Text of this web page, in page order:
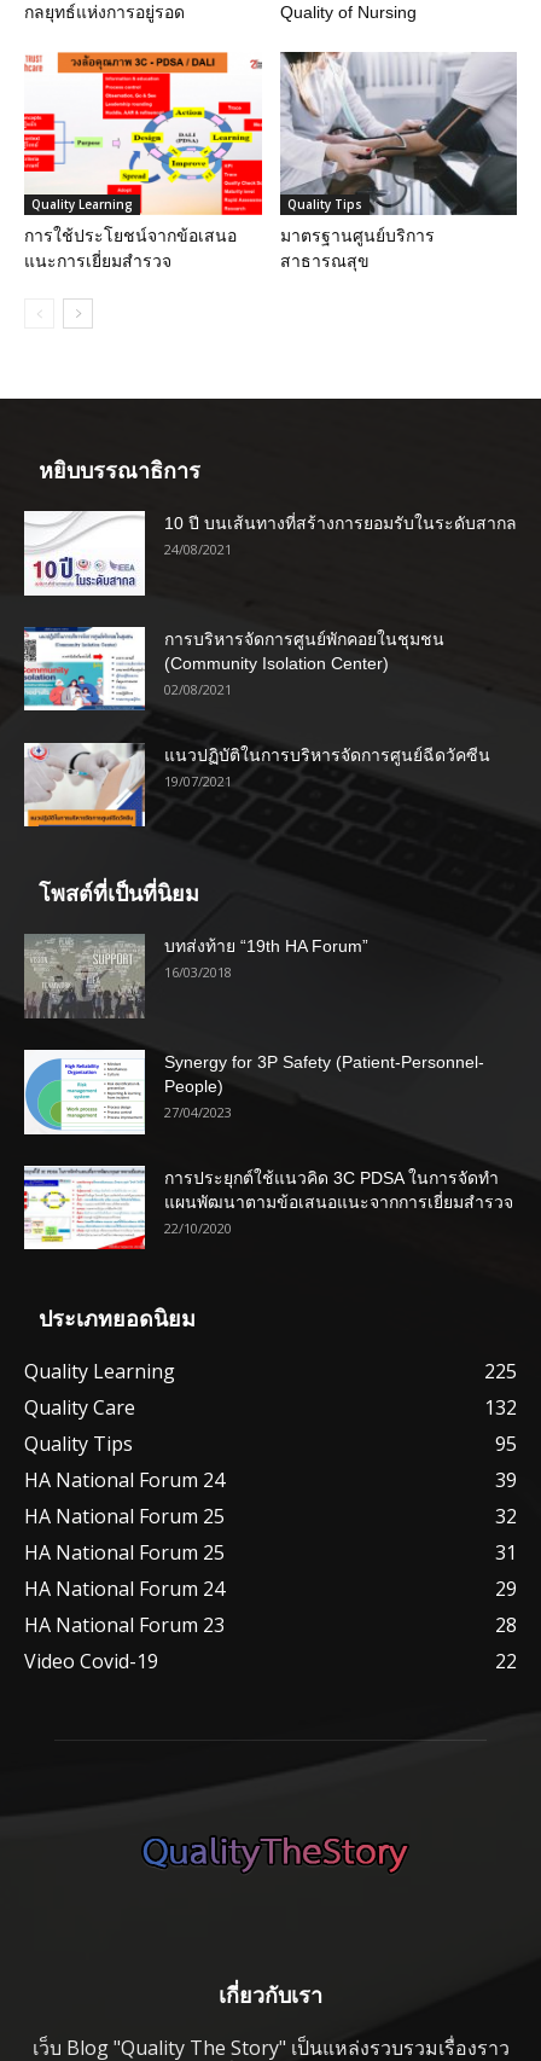
กลยุทธ์แห่งการอยู่รอด
Quality of Nursing
Quality Learning
การใช้ประโยชน์จากข้อเสนอ
แนะการเยี่ยมสำรวจ
Quality Tips
มาตรฐานศูนย์บริการ
สาธารณสุข
หยิบบรรณาธิการ
10 ปี บนเส้นทางที่สร้างการยอมรับในระดับสากล
24/08/2021
การบริหารจัดการศูนย์พักคอยในชุมชน
(Community Isolation Center)
02/08/2021
แนวปฏิบัติในการบริหารจัดการศูนย์ฉีดวัคซีน
19/07/2021
โพสต์ที่เป็นที่นิยม
บทส่งท้าย “19th HA Forum”
16/03/2018
Synergy for 3P Safety (Patient-Personnel-
People)
27/04/2023
การประยุกต์ใช้แนวคิด 3C PDSA ในการจัดทำ
แผนพัฒนาตามข้อเสนอแนะจากการเยี่ยมสำรวจ
22/10/2020
ประเภทยอดนิยม
Quality Learning
225
Quality Care
132
Quality Tips
95
HA National Forum 24
39
HA National Forum 25
32
HA National Forum 25
31
HA National Forum 24
29
HA National Forum 23
28
Video Covid-19
22
เกี่ยวกับเรา
เว็บ Blog "Quality The Story" เป็นแหล่งรวบรวมเรื่องราว